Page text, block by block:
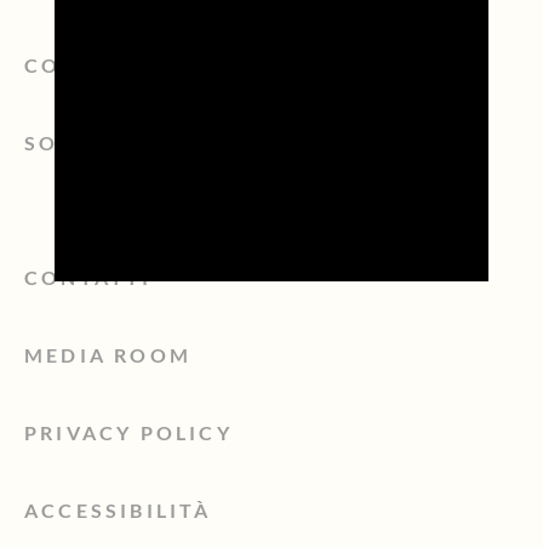
CONSORZIO
SOSTENIBILITÀ
CONTATTI
MEDIA ROOM
PRIVACY POLICY
ACCESSIBILITÀ